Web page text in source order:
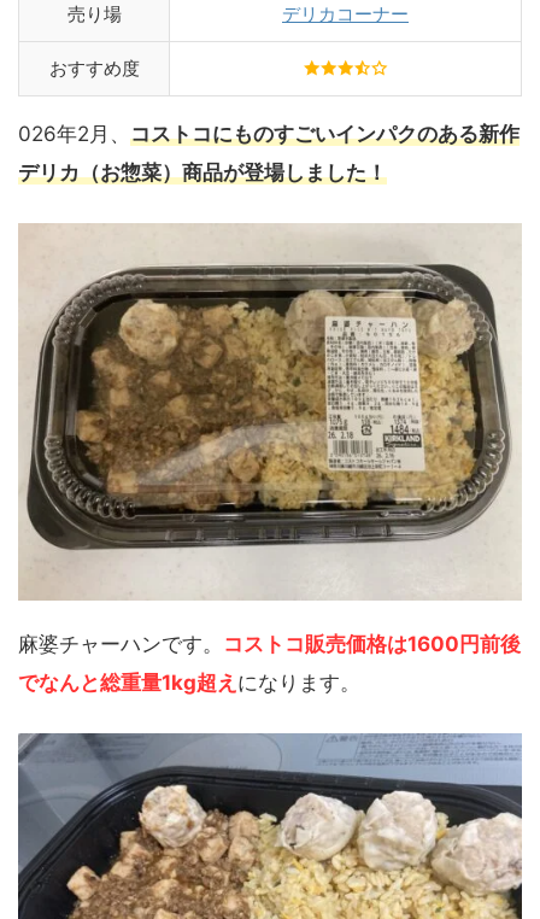
売り場 デリカコーナー
おすすめ度
026年2月、 コストコにものすごいインパクのある新作
デリカ（お惣菜）商品が登場しました！
麻婆チャーハンです。 コストコ販売価格は1600円前後
でなんと総重量1kg超え になります。